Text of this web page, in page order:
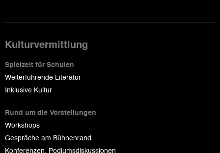
Kulturvermittlung
Spielzeit für Schulen
Weiterführende Literatur
Inklusive Kultur
Rund um die Vorstellungen
Workshops
Gespräche am Bühnenrand
Konferenzen, Podiumsdiskussionen